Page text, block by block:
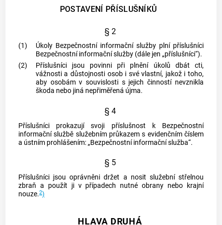
POSTAVENÍ PŘÍSLUŠNÍKŮ
§ 2
(1)
Úkoly Bezpečnostní informační služby plní příslušníci
Bezpečnostní informační služby (dále jen „příslušníci“).
(2)
Příslušníci jsou povinni při plnění úkolů dbát cti,
vážnosti a důstojnosti osob i své vlastní, jakož i toho,
aby osobám v souvislosti s jejich činností nevznikla
škoda nebo jiná nepřiměřená újma.
§ 4
Příslušníci prokazují svoji příslušnost k Bezpečnostní
informační službě služebním průkazem s evidenčním číslem
a ústním prohlášením: „Bezpečnostní informační služba“.
§ 5
Příslušníci jsou oprávněni držet a nosit služební střelnou
zbraň a použít ji v případech nutné obrany nebo krajní
nouze.2)
HLAVA DRUHÁ